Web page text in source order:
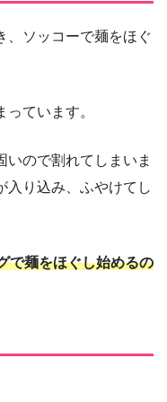
、ソッコーで麺をほぐ
ています。
いので割れてしまいま
入り込み、ふやけてし
で麺をほぐし始めるの